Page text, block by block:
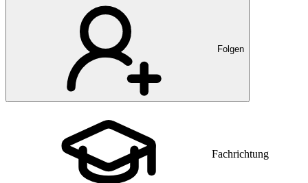
Folgen
Fachrichtung